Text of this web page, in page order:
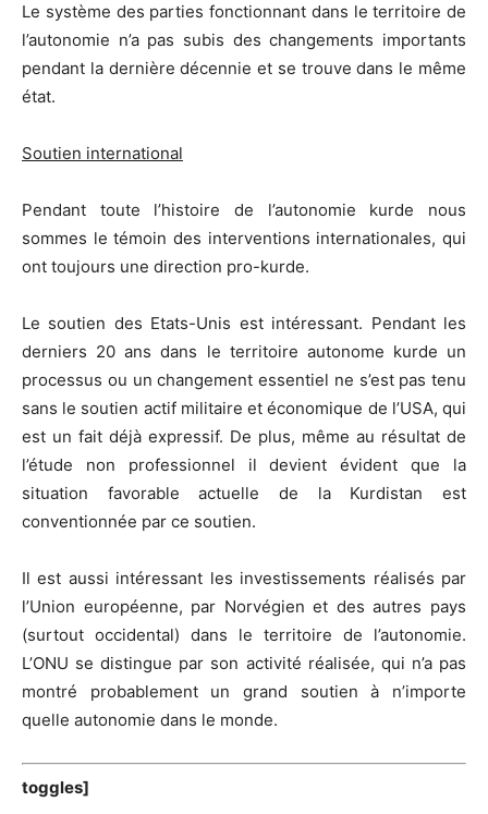
Le système des parties fonctionnant dans le territoire de
l’autonomie n’a pas subis des changements importants
pendant la dernière décennie et se trouve dans le même
état.
Soutien international
Pendant toute l’histoire de l’autonomie kurde nous
sommes le témoin des interventions internationales, qui
ont toujours une direction pro-kurde.
Le soutien des Etats-Unis est intéressant. Pendant les
derniers 20 ans dans le territoire autonome kurde un
processus ou un changement essentiel ne s’est pas tenu
sans le soutien actif militaire et économique de l’USA, qui
est un fait déjà expressif. De plus, même au résultat de
l’étude non professionnel il devient évident que la
situation favorable actuelle de la Kurdistan est
conventionnée par ce soutien.
Il est aussi intéressant les investissements réalisés par
l’Union européenne, par Norvégien et des autres pays
(surtout occidental) dans le territoire de l’autonomie.
L’ONU se distingue par son activité réalisée, qui n’a pas
montré probablement un grand soutien à n’importe
quelle autonomie dans le monde.
toggles]